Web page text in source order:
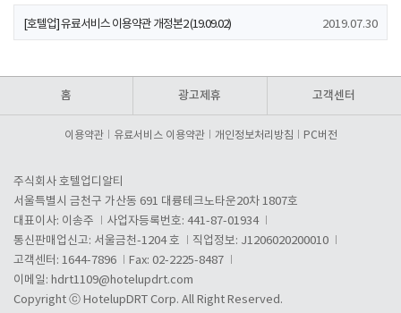
[호텔업] 유료서비스 이용약관 개정본2 (19.09.02) 2019.07.30
홈 광고제휴 고객센터
이용약관 유료서비스 이용약관 개인정보처리방침 PC버전
주식회사 호텔업디알티
서울특별시 금천구 가산동 691 대륭테크노타운20차 1807호
대표이사: 이송주
사업자등록번호: 441-87-01934
통신판매업신고: 서울금천-1204 호
직업정보: J1206020200010
고객센터: 1644-7896
Fax: 02-2225-8487
이메일: hdrt1109@hotelupdrt.com
Copyright ⓒ HotelupDRT Corp. All Right Reserved.